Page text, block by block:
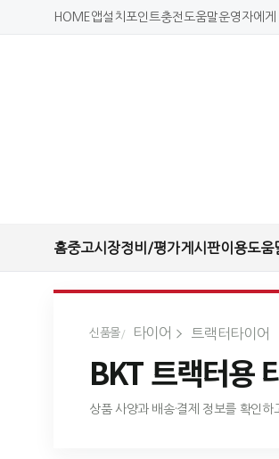
HOME 앱설치 포인트충전도움말운영자에게
홈중고시장정비/평가게시판이용도움
신품몰 타이어 트랙터타이어
BKT 트랙터용
상품 사양과 배송·결제 정보를 확인하